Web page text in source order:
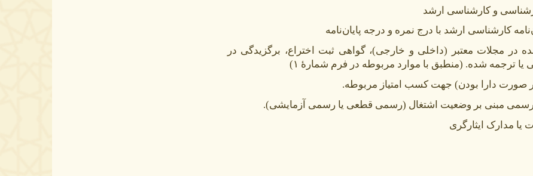
و کارشناسی ارشد
کارشناسی ارشد با درج نمره و درجه پایان‌نامه
در مجلات معتبر (داخلی و خارجی)، گواهی ثبت اختراع، برگزیدگی در
یا ترجمه شده. (منطبق با موارد مربوطه در فرم شمارۀ ۱)
صورت دارا بودن) جهت کسب امتیاز مربوطه.
رسمی مبنی بر وضعیت اشتغال (رسمی قطعی یا رسمی آزمایشی).
یا مدارک ایثارگری